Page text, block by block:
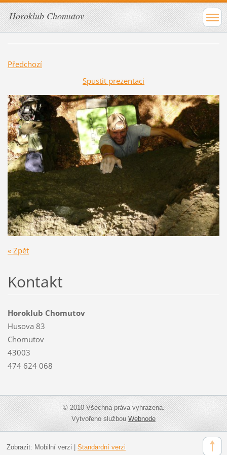
Horoklub Chomutov
Předchozí
Spustit prezentaci
« Zpět
Kontakt
Horoklub Chomutov
Husova 83
Chomutov
43003
474 624 068
© 2010 Všechna práva vyhrazena.
Vytvořeno službouWebnode
Zobrazit: Mobilní verzi | Standardní verzi